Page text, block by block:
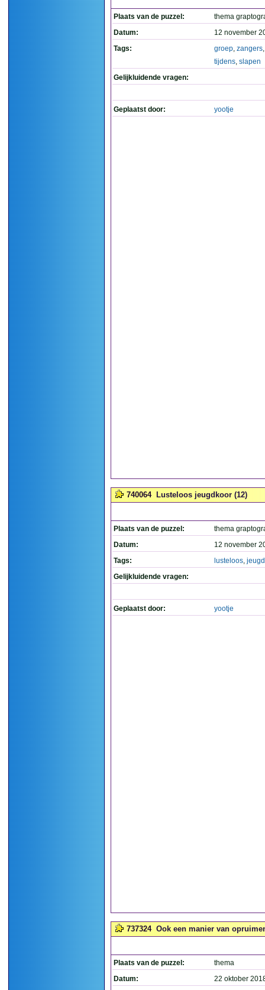
Plaats van de puzzel:
thema
Datum:
12 november
Tags:
groep, zangers
tijdens, slapen
Gelijkluidende vragen:
Geplaatst door: yootje
740064 Lusteloos jeugdkoor (12)
Plaats van de puzzel:
thema
Datum:
12 november
Tags:
lusteloos,
Gelijkluidende vragen:
Geplaatst door: yootje
737324 Ook een manier van
Plaats van de puzzel:
thema
Datum:
22 oktober